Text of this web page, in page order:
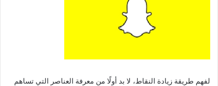
لفهم طريقة زيادة النقاط، لا بد أولًا من معرفة العناصر التي تساهم